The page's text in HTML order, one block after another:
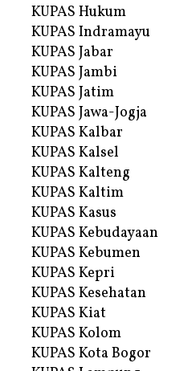
KUPAS Hukum
KUPAS Indramayu
KUPAS Jabar
KUPAS Jambi
KUPAS Jatim
KUPAS Jawa-Jogja
KUPAS Kalbar
KUPAS Kalsel
KUPAS Kalteng
KUPAS Kaltim
KUPAS Kasus
KUPAS Kebudayaan
KUPAS Kebumen
KUPAS Kepri
KUPAS Kesehatan
KUPAS Kiat
KUPAS Kolom
KUPAS Kota Bogor